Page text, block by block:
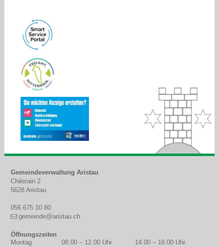
Footer
Gemeindeverwaltung Aristau
Chilerain 2
5628 Aristau
056 675 10 80
gemeinde@aristau.ch
Öffnungszeiten
WOCHENTAG MORGEN NACHMITTAG
Montag 08.00 – 12.00 Uhr 14.00 – 18.00 Uhr